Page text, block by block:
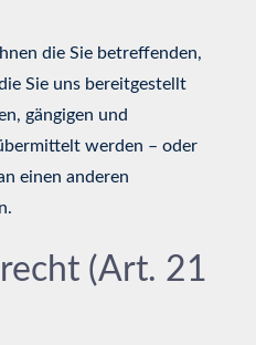
die Sie betreffenden,
Sie uns bereitgestellt
gängigen und
werden – oder
einen anderen
(Art. 21